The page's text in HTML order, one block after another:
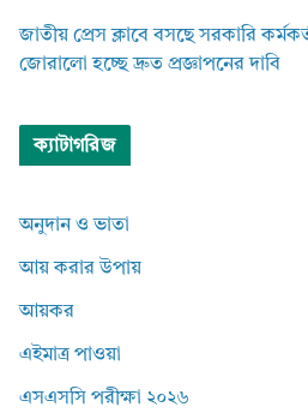
জাতীয় প্রেস ক্লাবে বসছে সরকারি
জোরালো হচ্ছে দ্রুত প্রজ্ঞাপনের দাবি
ক্যাটাগরিজ
অনুদান ও ভাতা
আয় করার উপায়
আয়কর
এইমাত্র পাওয়া
এসএসসি পরীক্ষা ২০২৬